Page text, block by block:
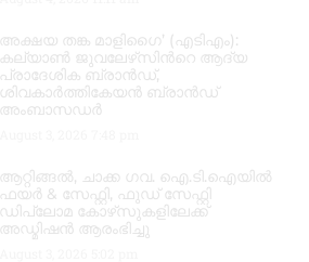
അക്ഷയ തങ്ക മാളിഗൈ’ (എടിഎം):
കല്യാണ്‍ ജുവലേഴ്‌സിന്‍റെ ആദ്യ
പ്രാദേശിക ബ്രാന്‍ഡ്,
ശിവകാര്‍ത്തികേയന്‍ ബ്രാന്‍ഡ്
അംബാസഡര്‍
ആറ്റിങ്ങൽ, ചാക്ക ഗവ. ഐ.ടി.ഐയിൽ
ഫയർ & സേഫ്റ്റി, ഫുഡ് സേഫ്റ്റി
ഡിപ്ലോമ കോഴ്‌സുകളിലേക്ക്
അഡ്മിഷൻ ആരംഭിച്ചു